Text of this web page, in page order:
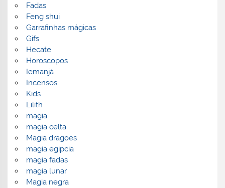
Fadas
Feng shui
Garrafinhas mágicas
Gifs
Hecate
Horoscopos
Iemanjá
Incensos
Kids
Lilith
magia
magia celta
Magia dragoes
magia egipcia
magia fadas
magia lunar
Magia negra